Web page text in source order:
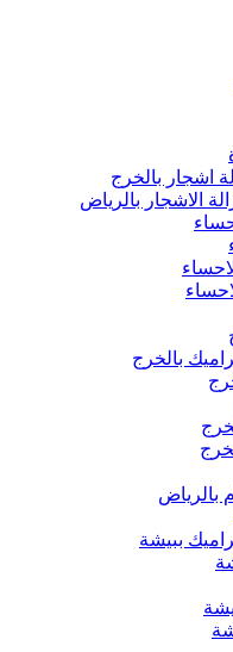
اشجار بالخرج
الاشجار بالرياض
بالخرج
بالرياض
ببيشة